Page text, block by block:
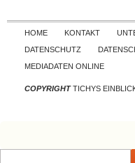
HOME KONTAKT
DATENSCHUTZ
MEDIADATEN ONLINE
COPYRIGHTTICHYS